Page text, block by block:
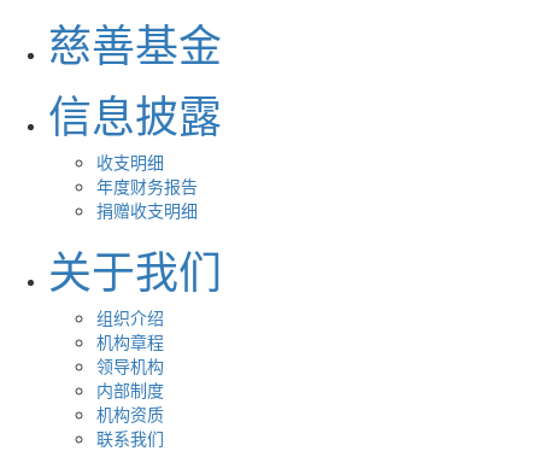
慈善基金
信息披露
收支明细
年度财务报告
捐赠收支明细
关于我们
组织介绍
机构章程
领导机构
内部制度
机构资质
联系我们